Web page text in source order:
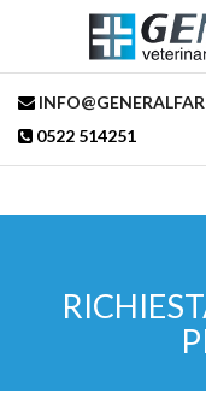
0522 514251